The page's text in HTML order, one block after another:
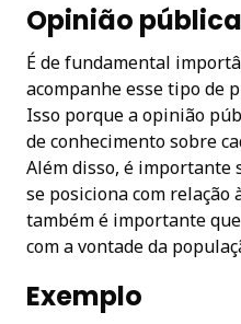
Opinião pública
É de fundamental
acompanhe esse tipo de
Isso porque a opinião
de conhecimento sobre
Além disso, é importante
se posiciona com relação
também é importante
com a vontade da
Exemplo